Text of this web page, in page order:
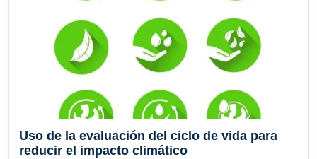
Uso de la evaluación del ciclo de vida para
reducir el impacto climático